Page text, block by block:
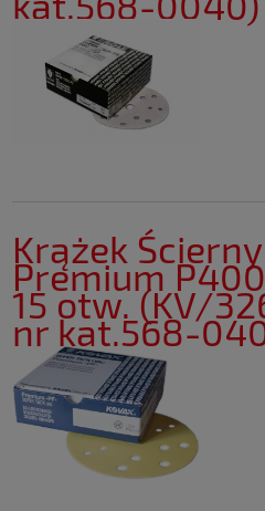
Krążek
Premium
15 otw. (KV/
nr kat.568-